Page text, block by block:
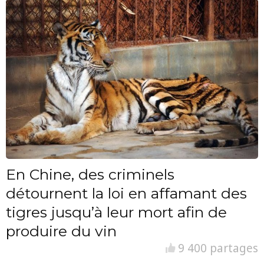
En Chine, des criminels
détournent la loi en affamant des
tigres jusqu’à leur mort afin de
produire du vin
9 400 partages